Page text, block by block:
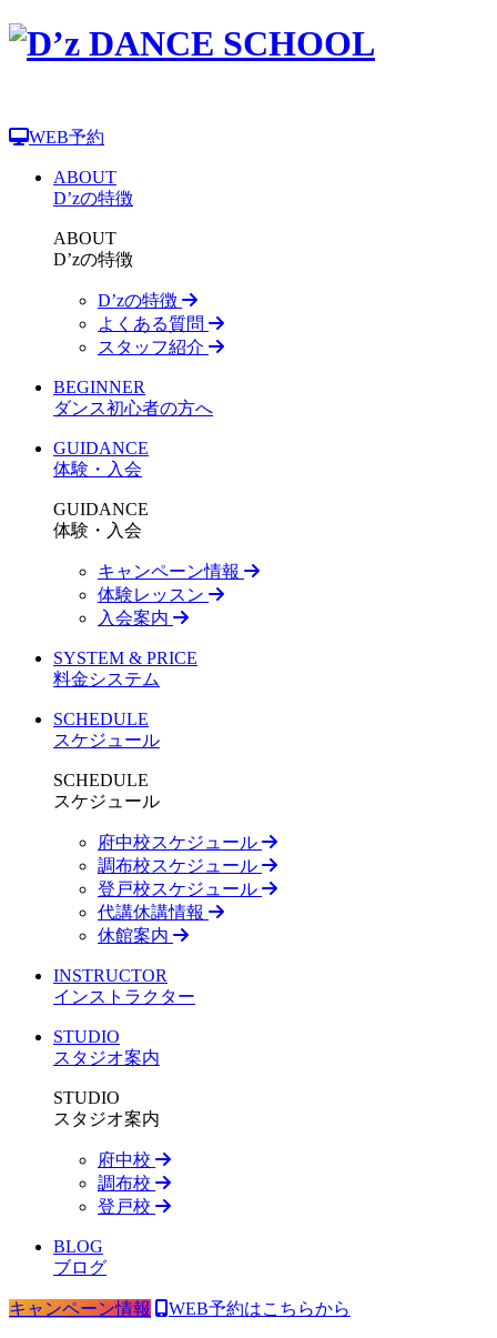
WEB予約
ABOUT
D’zの特徴
ABOUT
D’zの特徴
D’zの特徴
よくある質問
スタッフ紹介
BEGINNER
ダンス初心者の方へ
GUIDANCE
体験・入会
GUIDANCE
体験・入会
キャンペーン情報
体験レッスン
入会案内
SYSTEM & PRICE
料金システム
SCHEDULE
スケジュール
SCHEDULE
スケジュール
府中校スケジュール
調布校スケジュール
登戸校スケジュール
代講休講情報
休館案内
INSTRUCTOR
インストラクター
STUDIO
スタジオ案内
STUDIO
スタジオ案内
府中校
調布校
登戸校
BLOG
ブログ
キャンペーン情報 WEB予約はこちらから